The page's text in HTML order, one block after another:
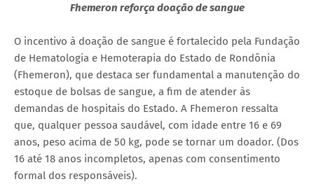
Fhemeron reforça doação de sangue
O incentivo à doação de sangue é fortalecido pela Fundação
de Hematologia e Hemoterapia do Estado de Rondônia
(Fhemeron), que destaca ser fundamental a manutenção do
estoque de bolsas de sangue, a fim de atender às
demandas de hospitais do Estado. A Fhemeron ressalta
que, qualquer pessoa saudável, com idade entre 16 e 69
anos, peso acima de 50 kg, pode se tornar um doador. (Dos
16 até 18 anos incompletos, apenas com consentimento
formal dos responsáveis).